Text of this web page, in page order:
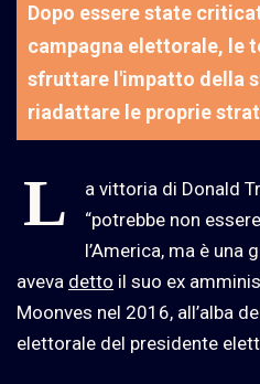
Dopo essere state
campagna elettorale, le
sfruttare l'impatto della
riadattare le proprie
L
a vittoria di Donald
“potrebbe non
l’America, ma è una
aveva detto il suo ex
Moonves nel 2016, all’alba
elettorale del presidente